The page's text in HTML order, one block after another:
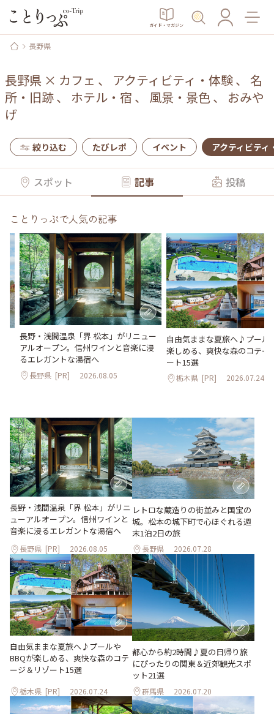
ガイド・マガジン
長野県
長野県 × カフェ 、 アクティビティ・体験、 名
所・旧跡、 ホテル・宿 、 風景・景色、 おみや
げ
絞り込む たびレポ イベント アクティビティ
スポット 記事 投稿
ことりっぷで人気の記事
長野・浅間温泉「界 松本」がリニュー
アルオープン。信州ワインと音楽に浸
るエレガントな湯宿へ
長野県 [PR] 2026.08.05
自由気ままな夏旅へ♪プール
楽しめる、爽快な森のコテー
ート15選
栃木県 [PR] 2026.07.24
長野・浅間温泉「界 松本」がリニ
ューアルオープン。信州ワインと
音楽に浸るエレガントな湯宿へ
長野県 [PR] 2026.08.05
レトロな蔵造りの街並みと国宝の
城。松本の城下町で心ほぐれる週
末1泊2日の旅
長野県 2026.07.28
自由気ままな夏旅へ♪プールや
BBQが楽しめる、爽快な森のコテ
ージ＆リゾート15選
栃木県 [PR] 2026.07.24
都心から約2時間♪夏の日帰り旅
にぴったりの関東＆近郊観光スポ
ット21選
群馬県 2026.07.20